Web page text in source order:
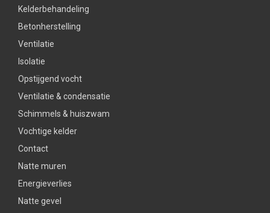
Kelderbehandeling
Betonherstelling
Ventilatie
Isolatie
Opstijgend vocht
Ventilatie & condensatie
Schimmels & huiszwam
Vochtige kelder
Contact
Natte muren
Energieverlies
Natte gevel